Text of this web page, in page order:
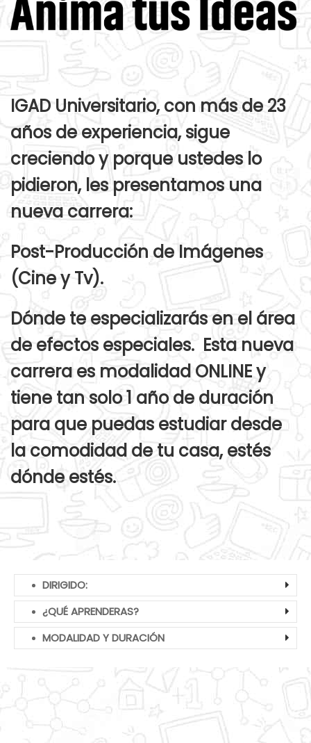
IGAD Universitario, con más de 23
años de experiencia, sigue
creciendo y porque ustedes lo
pidieron, les presentamos una
nueva carrera:
Post-Producción de Imágenes
(Cine y Tv).
Dónde te especializarás en el área
de efectos especiales. Esta nueva
carrera es modalidad ONLINE y
tiene tan solo 1 año de duración
para que puedas estudiar desde
la comodidad de tu casa, estés
dónde estés.
DIRIGIDO:
¿QUÉ APRENDERAS?
MODALIDAD Y DURACIÓN